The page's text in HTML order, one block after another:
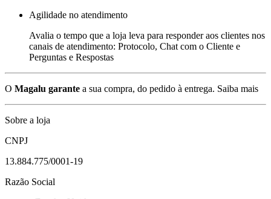
Agilidade no atendimento
Avalia o tempo que a loja leva para responder aos clientes nos
canais de atendimento: Protocolo, Chat com o Cliente e
Perguntas e Respostas
O Magalu garante a sua compra, do pedido à entrega. Saiba mais
Sobre a loja
CNPJ
13.884.775/0001-19
Razão Social